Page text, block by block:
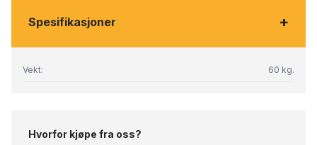
Spesifikasjoner +
Vekt: 60 kg.
Hvorfor kjøpe fra oss?